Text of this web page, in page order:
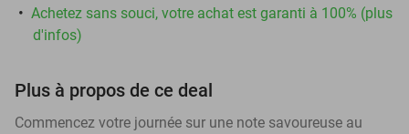
Achetez sans souci, votre achat est garanti à 100% (plus
d'infos)
Plus à propos de ce deal
Commencez votre journée sur une note savoureuse au